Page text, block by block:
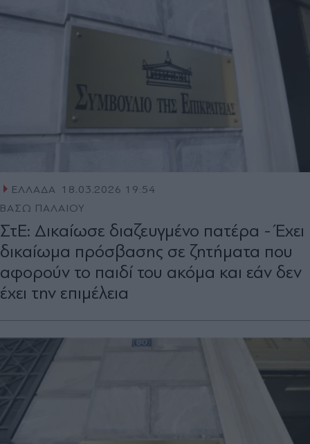
ΕΛΛΑΔΑ 18.03.2026 19:54
ΒΑΣΩ ΠΑΛΑΙΟΥ
ΣτΕ: Δικαίωσε διαζευγμένο πατέρα - Έχει
δικαίωμα πρόσβασης σε ζητήματα που
αφορούν το παιδί του ακόμα και εάν δεν
έχει την επιμέλεια